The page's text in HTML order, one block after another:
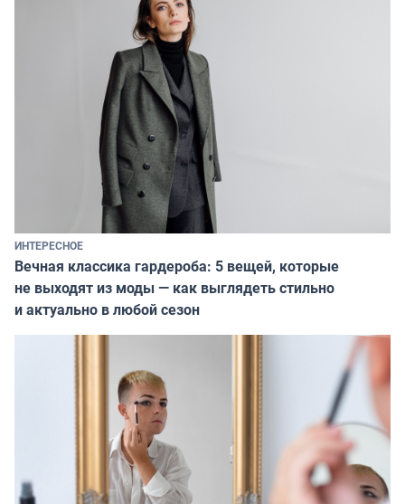
ИНТЕРЕСНОЕ
Вечная классика гардероба: 5 вещей, которые
не выходят из моды — как выглядеть стильно
и актуально в любой сезон